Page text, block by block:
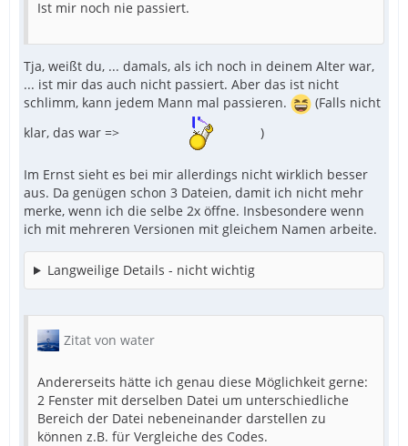
Ist mir noch nie passiert.
Tja, weißt du, ... damals, als ich noch in deinem Alter war,
... ist mir das auch nicht passiert. Aber das ist nicht
schlimm, kann jedem Mann mal passieren.
(Falls nicht
klar, das war =>
)
Im Ernst sieht es bei mir allerdings nicht wirklich besser
aus. Da genügen schon 3 Dateien, damit ich nicht mehr
merke, wenn ich die selbe 2x öffne. Insbesondere wenn
ich mit mehreren Versionen mit gleichem Namen arbeite.
Langweilige Details - nicht wichtig
Zitat von water
Andererseits hätte ich genau diese Möglichkeit gerne:
2 Fenster mit derselben Datei um unterschiedliche
Bereich der Datei nebeneinander darstellen zu
können z.B. für Vergleiche des Codes.